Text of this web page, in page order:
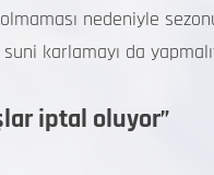
nedeniyle
karlamayı da
iptal oluyor”